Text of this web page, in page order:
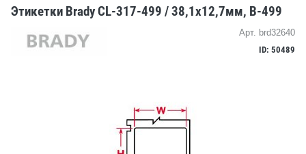
Этикетки Brady CL-317-499 / 38,1x12,7мм, B-499
Арт. brd32640
ID: 50489